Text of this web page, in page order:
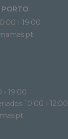
› 19:00
19:00
10:00 › 12:00